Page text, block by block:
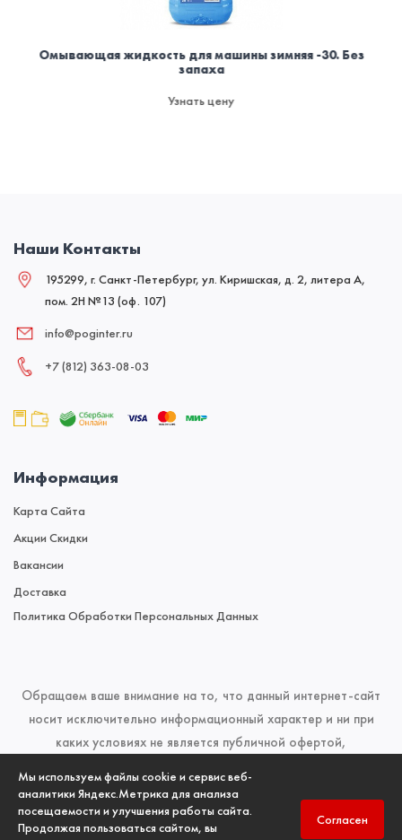
Мы используем файлы cookie и сервис веб-
аналитики Яндекс.Метрика для анализа
посещаемости и улучшения работы сайта.
Продолжая пользоваться сайтом, вы
Согласен
Омывающая жидкость для машины зимняя -30. Без
запаха
Узнать цену
Наши Контакты
195299, г. Санкт-Петербург, ул. Киришская, д. 2, литера А,
пом. 2Н №13 (оф. 107)
info@poginter.ru
+7 (812) 363‑08‑03
Информация
Карта Сайта
Акции Скидки
Вакансии
Доставка
Политика Обработки Персональных Данных
Обращаем ваше внимание на то, что данный интернет-сайт
носит исключительно информационный характер и ни при
каких условиях не является публичной офертой,
кодекса Российской Федерации. Для получения подробной
информации о наличии и стоимости указанных товаров и
(или) услуг, пожалуйста, обращайтесь к менеджерам отдела